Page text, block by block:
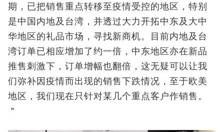
期，已把销售重点转移至疫情受控的地区，特别
是中国内地及台湾，并透过大力开拓中东及大中
华地区的礼品市场，寻找新商机。目前内地及台
湾订单已相应增加了约一倍，中东地区亦在新品
推售刺激下，订单增幅也翻倍，这无疑可以让我
们弥补因疫情而出现的销售下跌情况，至于欧美
地区，我们现在只针对某几个重点客户作销售。
＂